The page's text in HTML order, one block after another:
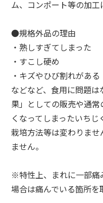
ム、コンポート等の加工
●規格外品の理由
・熟しすぎてしまった
・すこし硬め
・キズやひび割れがある
などなど、食用に問題
果」としての販売や通
くなってしまったいちじ
栽培方法等は変わりま
ません。
※特性上、まれに一部痛
場合は痛んでいる箇所